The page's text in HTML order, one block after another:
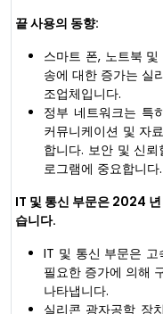
끝 사용의 동향:
스마트 폰, 노트북
송에 대한 증가는 실
조업체입니다.
정부 네트워크는 특
커뮤니케이션 및 자
합니다. 보안 및 신
로그램에 중요합니다.
IT 및 통신 부문은 2024
습니다.
IT 및 통신 부문은
필요한 증가에 의해
나타냅니다.
실리콘 광자공학 장